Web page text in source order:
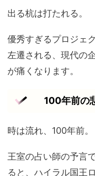
出る杭は打たれる。
優秀すぎるプロジェ
左遷される、現代の
が痛くなります。
100年前の
時は流れ、100年前。
王室の占い師の予言
ると、ハイラル国王